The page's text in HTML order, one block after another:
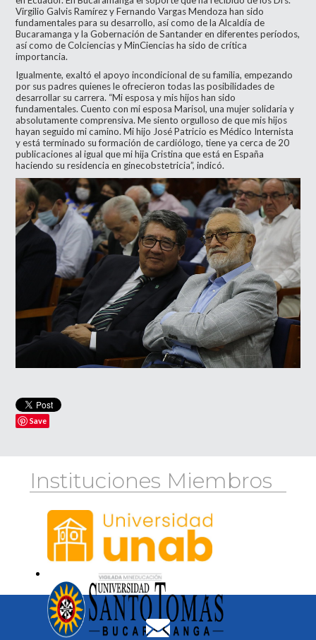
Virgilio Galvis Ramírez y Fernando Vargas Mendoza han sido
fundamentales para su desarrollo, así como de la Alcaldía de
Bucaramanga y la Gobernación de Santander en diferentes períodos,
así como de Colciencias y MinCiencias ha sido de crítica
importancia.
Igualmente, exaltó el apoyo incondicional de su familia, empezando
por sus padres quienes le ofrecieron todas las posibilidades de
desarrollar su carrera. “Mi esposa y mis hijos han sido
fundamentales. Cuento con mi esposa Marisol, una mujer solidaria y
absolutamente comprensiva. Me siento orgulloso de que mis hijos
hayan seguido mi camino. Mi hijo José Patricio es Médico Internista
y está terminado su formación de cardiólogo, tiene ya cerca de 20
publicaciones al igual que mi hija Cristina que está en España
haciendo su residencia en ginecobstetricia”, indicó.
Save
Instituciones Miembros